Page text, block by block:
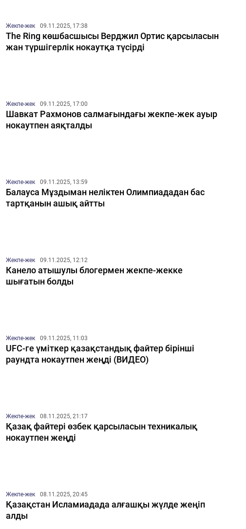
Жекпе-жек 09.11.2025, 17:38
The Ring көшбасшысы Верджил Ортис қарсыласын
жан түршігерлік нокаутқа түсірді
Жекпе-жек 09.11.2025, 17:00
Шавкат Рахмонов салмағындағы жекпе-жек ауыр
нокаутпен аяқталды
Жекпе-жек 09.11.2025, 13:59
Балауса Мұздыман неліктен Олимпиададан бас
тартқанын ашық айтты
Жекпе-жек 09.11.2025, 12:12
Канело атышулы блогермен жекпе-жекке
шығатын болды
Жекпе-жек 09.11.2025, 11:03
UFC-ге үміткер қазақстандық файтер бірінші
раундта нокаутпен жеңді (ВИДЕО)
Жекпе-жек 08.11.2025, 21:17
Қазақ файтері өзбек қарсыласын техникалық
нокаутпен жеңді
Жекпе-жек 08.11.2025, 20:45
Қазақстан Исламиадада алғашқы жүлде жеңіп
алды